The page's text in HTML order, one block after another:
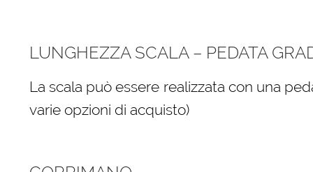
LUNGHEZZA SCALA – PEDATA
La scala può essere realizzata con una
varie opzioni di acquisto)